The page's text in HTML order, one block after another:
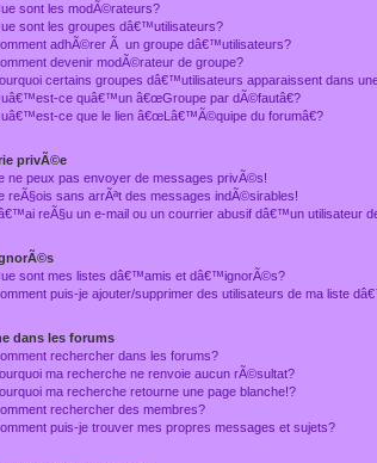
sont les modÃ©rateurs?
sont les groupes dâ€™utilisateurs?
adhÃ©rer Ã un groupe dâ€™utilisateurs?
devenir modÃ©rateur de groupe?
certains groupes dâ€™utilisateurs apparaissent dans
ce quâ€™un â€œGroupe par dÃ©fautâ€?
ce que le lien â€œLâ€™Ã©quipe du forumâ€?
privÃ©e
ne peux pas envoyer de messages privÃ©s!
reÃ§ois sans arrÃªt des messages indÃ©sirables!
reÃ§u un e-mail ou un courrier abusif dâ€™un utilisateur
sont mes listes dâ€™amis et dâ€™ignorÃ©s?
puis-je ajouter/supprimer des utilisateurs de ma liste
dans les forums
rechercher dans les forums?
ma recherche ne renvoie aucun rÃ©sultat?
ma recherche retourne une page blanche!?
rechercher des membres?
puis-je trouver mes propres messages et sujets?